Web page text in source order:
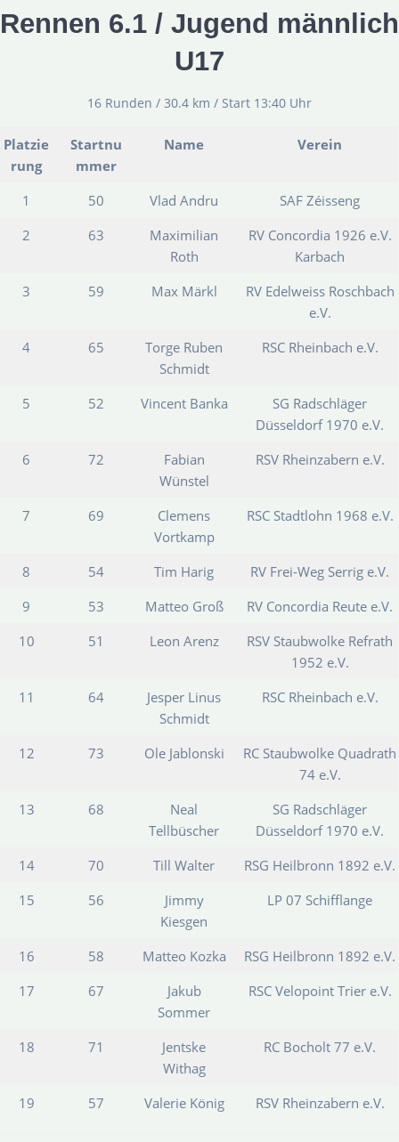
Rennen 6.1 / Jugend männlich
U17
16 Runden / 30.4 km / Start 13:40 Uhr
Platzie
rung
Startnu
mmer
Name Verein
1 50 Vlad Andru
SAF Zéisseng
2
63
Maximilian
Roth
RV Concordia 1926 e.V.
Karbach
3
59 Max Märkl
RV Edelweiss Roschbach
e.V.
4
65
Torge Ruben
Schmidt
RSC Rheinbach e.V.
5 52 Vincent Banka
SG Radschläger
Düsseldorf 1970 e.V.
6
72
Fabian
Wünstel
RSV Rheinzabern e.V.
7 69
Clemens
Vortkamp
RSC Stadtlohn 1968 e.V.
8 54 Tim Harig
RV Frei-Weg Serrig e.V.
9
53 Matteo Groß
RV Concordia Reute e.V.
10
51 Leon Arenz
RSV Staubwolke Refrath
1952 e.V.
11
64
Jesper Linus
Schmidt
RSC Rheinbach e.V.
12 73 Ole Jablonski
RC Staubwolke Quadrath
74 e.V.
13
68
Neal
Tellbüscher
SG Radschläger
Düsseldorf 1970 e.V.
14
70 Till Walter
RSG Heilbronn 1892 e.V.
15
56
Jimmy
Kiesgen
LP 07 Schifflange
16 58 Matteo Kozka
RSG Heilbronn 1892 e.V.
17
67
Jakub
Sommer
RSC Velopoint Trier e.V.
18 71
Jentske
Withag
RC Bocholt 77 e.V.
19 57 Valerie König RSV Rheinzabern e.V.